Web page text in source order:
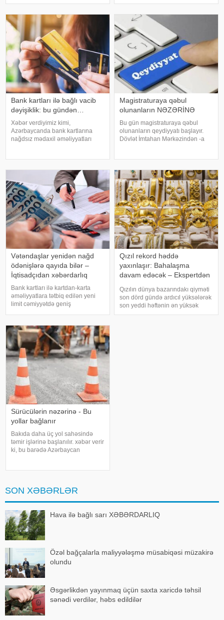
hesabında yazıb. "İstanbuld
Goranboy, Naftalan, Daşkəsən
Bank kartları ilə bağlı vacib
dəyişiklik: bu gündən…
Xəbər verdiyimiz kimi,
Azərbaycanda bank kartlarına
nağdsız mədaxil əməliyyatları
müştərilərinə SMS və mobil tətbiq
üzərində
Magistraturaya qəbul
olunanların NƏZƏRİNƏ
Bu gün magistraturaya qəbul
olunanların qeydiyyatı başlayır.
Dövlət İmtahan Mərkəzindən -a
12 avqust saat 18:00-dək elektron
qaydada platformasınd
Vətəndaşlar yenidən nağd
ödənişlərə qayıda bilər –
İqtisadçıdan xəbərdarlıq
Bank kartları ilə kartdan-karta
əməliyyatlara tətbiq edilən yeni
limit cəmiyyətdə geniş
qaydalara əsasən, vətəndaşlar
gün ərzində maksimum 5 mədaxil
və 5 köçürmə əməliyyat
Qızıl rekord həddə
yaxınlaşır: Bahalaşma
davam edəcək – Ekspertdən
Qızılın dünya bazarındakı qiyməti
son dörd gündə ardıcıl yüksələrək
son yeddi həftənin ən yüksək
səviyyəsinə çatıb. Ekspertlər
Sürücülərin nəzərinə - Bu
yollar bağlanır
Bakıda daha üç yol sahəsində
təmir işlərinə başlanılır. xəbər verir
ki, bu barədə Azərbaycan
SON XƏBƏRLƏR
Hava ilə bağlı sarı XƏBƏRDARLIQ
Özəl bağçalarla maliyyələşmə müsabiqəsi müzakirə
olundu
Əsgərlikdən yayınmaq üçün saxta xaricdə təhsil
sənədi verdilər, həbs edildilər